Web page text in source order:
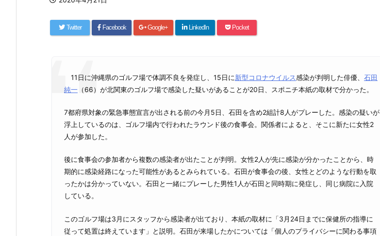
Twitter Facebook Google+ LinkedIn Pocket
11日に沖縄県のゴルフ場で体調不良を発症し、15日に新型コロナウイルス感染が判明した俳優、 石田
純一 （66）が北関東のゴルフ場で感染した疑いがあることが20日、スポニチ本紙の取材で分かった。
7都府県対象の緊急事態宣言が出される前の今月5日、石田を含め2組計8人がプレーした。感染の疑いが
浮上しているのは、ゴルフ場内で行われたラウンド後の食事会。関係者によると、そこに新たに女性2
人が参加した。
後に食事会の参加者から複数の感染者が出たことが判明。女性2人が先に感染が分かったことから、時
期的に感染経路になった可能性があるとみられている。石田が食事会の後、女性とどのような行動を取
ったかは分かっていない。石田と一緒にプレーした男性1人が石田と同時期に発症し、同じ病院に入院
している。
このゴルフ場は3月にスタッフから感染者が出ており、本紙の取材に「3月24日までに保健所の指導に
従って処置は終えています」と説明。石田が来場したかについては「個人のプライバシーに関わる事項